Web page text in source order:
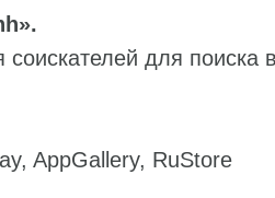
для поиска
AppGallery, RuStore